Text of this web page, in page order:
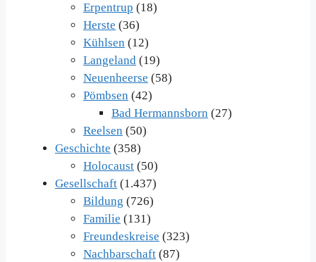
Erpentrup (18)
Herste (36)
Kühlsen (12)
Langeland (19)
Neuenheerse (58)
Pömbsen (42)
Bad Hermannsborn (27)
Reelsen (50)
Geschichte (358)
Holocaust (50)
Gesellschaft (1.437)
Bildung (726)
Familie (131)
Freundeskreise (323)
Nachbarschaft (87)